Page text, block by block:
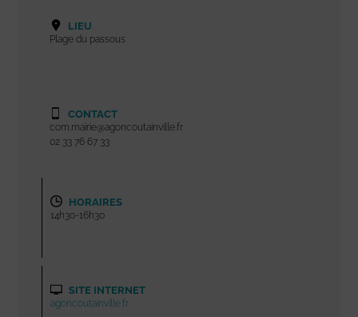
LIEU
Plage du passous
CONTACT
com.mairie@agoncoutainville.fr
02 33 76 67 33
HORAIRES
14h30-16h30
SITE INTERNET
agoncoutainville.fr